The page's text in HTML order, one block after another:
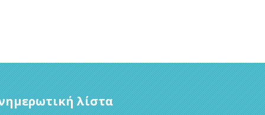
λίστα